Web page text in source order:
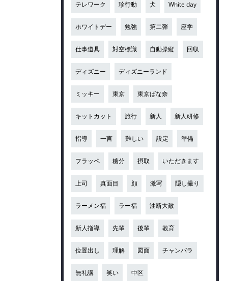
テレワーク 珍行動 犬 White day
ホワイトデー 勉強 第二弾 座学
仕事道具 対空標識 自動操縦 回収
ディズニー ディズニーランド
ミッキー 東京 東京ばな奈
キットカット 旅行 新人 新人研修
指導 一言 難しい 設定 準備
フラッペ 糖分 摂取 いただきます
上司 真面目 顔 激写 隠し撮り
ラーメン福 ラー福 油断大敵
新人指導 先輩 後輩 教育
位置出し 理解 図面 チャンバラ
無礼講 笑い 中区